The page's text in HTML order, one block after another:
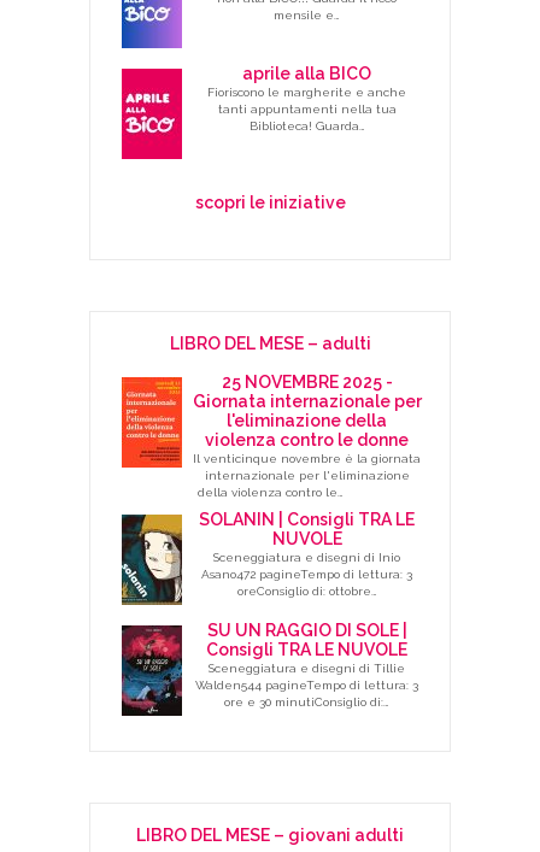
mensile e…
aprile alla BICO
Fioriscono le margherite e anche
tanti appuntamenti nella tua
Biblioteca! Guarda…
scopri le iniziative
LIBRO DEL MESE – adulti
25 NOVEMBRE 2025 -
Giornata internazionale per
l'eliminazione della
violenza contro le donne
Il venticinque novembre è la giornata
internazionale per l'eliminazione
della violenza contro le…
SOLANIN | Consigli TRA LE
NUVOLE
Sceneggiatura e disegni di Inio
Asano472 pagineTempo di lettura: 3
oreConsiglio di: ottobre…
SU UN RAGGIO DI SOLE |
Consigli TRA LE NUVOLE
Sceneggiatura e disegni di Tillie
Walden544 pagineTempo di lettura: 3
ore e 30 minutiConsiglio di:…
LIBRO DEL MESE – giovani adulti